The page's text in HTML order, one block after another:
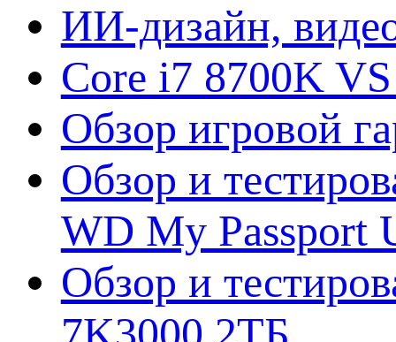
ИИ-дизайн,
Core i7 8700K
Обзор игровой
Обзор и
WD My Passport
Обзор и